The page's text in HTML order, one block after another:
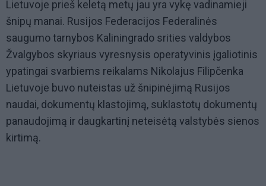
Lietuvoje prieš keletą metų jau yra vykę vadinamieji
šnipų manai. Rusijos Federacijos Federalinės
saugumo tarnybos Kaliningrado srities valdybos
Žvalgybos skyriaus vyresnysis operatyvinis įgaliotinis
ypatingai svarbiems reikalams Nikolajus Filipčenka
Lietuvoje buvo nuteistas už šnipinėjimą Rusijos
naudai, dokumentų klastojimą, suklastotų dokumentų
panaudojimą ir daugkartinį neteisėtą valstybės sienos
kirtimą.